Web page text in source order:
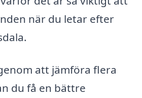
när du letar efter
att jämföra flera
du få en bättre